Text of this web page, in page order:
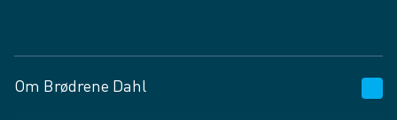
Om Brødrene Dahl